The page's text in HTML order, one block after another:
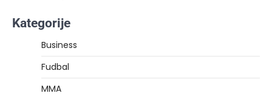
Kategorije
Business
Fudbal
MMA